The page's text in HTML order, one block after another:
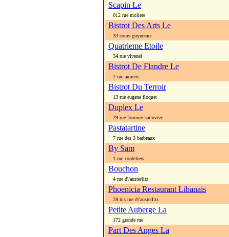
Scapin Le
012 rue moliere
Bistrot Des Arts Le
33 cours guynemer
Quatrieme Etoile
34 rue vivenel
Bistrot De Flandre Le
2 rue amiens
Bistrot Du Terroir
13 rue eugene floquet
Duplex Le
29 rue fournier sarloveze
Pastatartine
7 rue des 3 barbeaux
By Sam
1 rue cordeliers
Bouchon
4 rue d\'austerlitz
Phoenicia Restaurant Libanais
28 bis rue d\'austerlitz
Petite Auberge La
172 grande rue
Part Des Anges La